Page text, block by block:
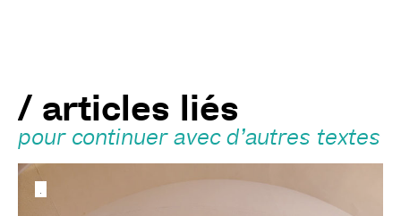
/ articles liés
pour continuer avec d’autres textes
.